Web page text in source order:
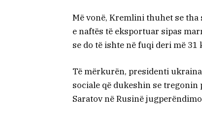
Më vonë, Kremlini thuhet se
e naftës të eksportuar sipas
se do të ishte në fuqi deri më 31
Të mërkurën, presidenti
sociale që dukeshin se
Saratov në Rusinë